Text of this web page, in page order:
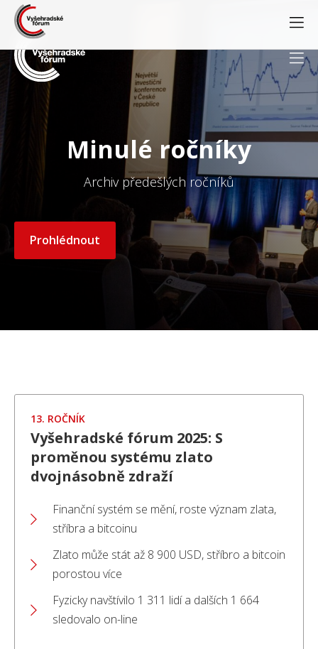
Minulé ročníky
Archiv předešlých ročníků
Prohlédnout
13. ROČNÍK
Vyšehradské fórum 2025: S
proměnou systému zlato
dvojnásobně zdraží
Finanční systém se mění, roste význam zlata,
stříbra a bitcoinu
Zlato může stát až 8 900 USD, stříbro a bitcoin
porostou více
Fyzicky navštívilo 1 311 lidí a dalších 1 664
sledovalo on-line